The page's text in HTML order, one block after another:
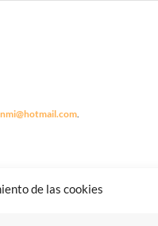
de las cookies
.